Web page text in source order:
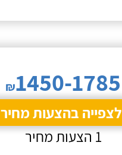
₪1450-1785
לצפייה בהצעות מחיר
1 הצעות מחיר